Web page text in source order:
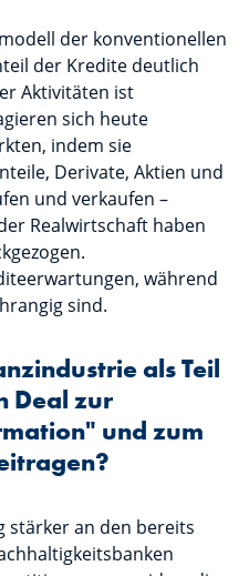
der konventionellen
der Kredite deutlich
Aktivitäten ist
sich heute
indem sie
Derivate, Aktien und
und verkaufen –
Realwirtschaft haben
während
sind.
als Teil
Deal zur
und zum
stärker an den bereits